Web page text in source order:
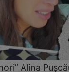
Alina